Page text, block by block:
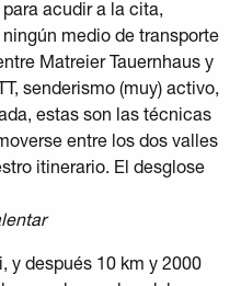
acudir a la cita,
medio de transporte
Matreier Tauernhaus y
senderismo (muy) activo,
estas son las técnicas
entre los dos valles
itinerario. El desglose
y después 10 km y 2000